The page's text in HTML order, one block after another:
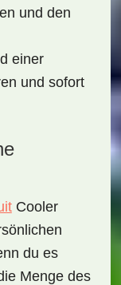
und den
einer
und sofort
Cooler
du es
Menge des